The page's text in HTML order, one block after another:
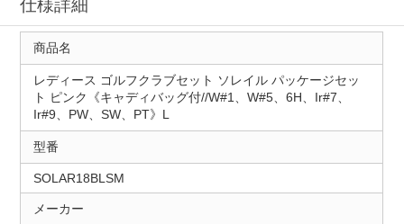
仕様詳細
商品名
レディース ゴルフクラブセット ソレイル パッケージセッ
ト ピンク《キャディバッグ付//W#1、W#5、6H、Ir#7、
Ir#9、PW、SW、PT》L
型番
SOLAR18BLSM
メーカー